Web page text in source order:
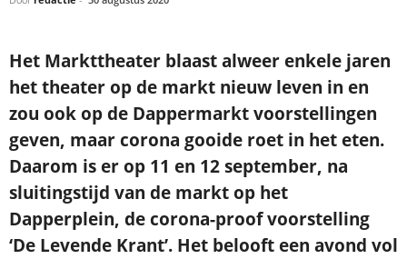
Het Markttheater blaast alweer enkele jaren
het theater op de markt nieuw leven in en
zou ook op de Dappermarkt voorstellingen
geven, maar corona gooide roet in het eten.
Daarom is er op 11 en 12 september, na
sluitingstijd van de markt op het
Dapperplein, decorona-proofvoorstelling
‘De Levende Krant’. Het belooft een avond vol